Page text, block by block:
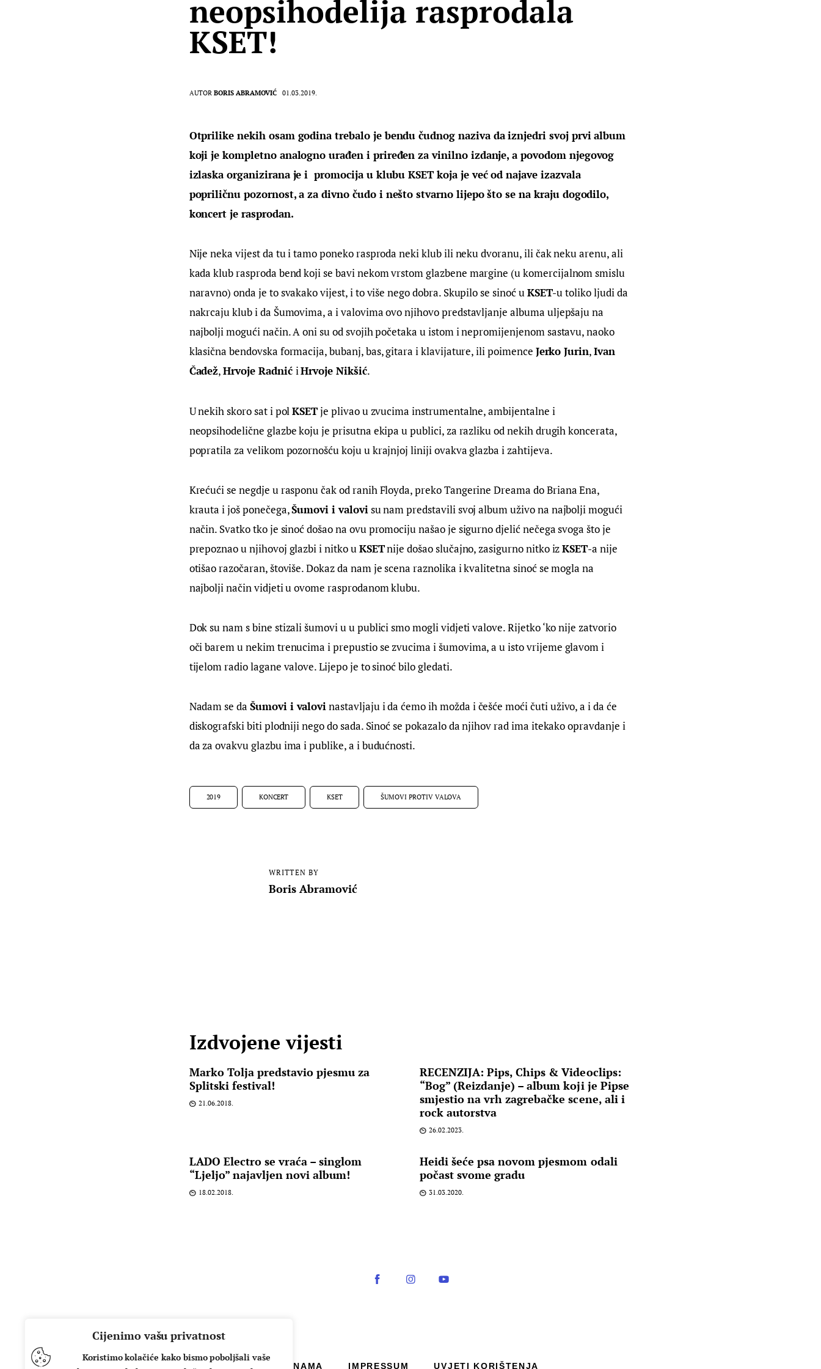
Cijenimo vašu privatnost
Koristimo kolačiće kako bismo poboljšali vaše
neopsihodelija rasprodala
KSET!
AUTOR BORIS ABRAMOVIĆ 01.03.2019.
Otprilike nekih osam godina trebalo je bendu čudnog naziva da iznjedri svoj prvi album
koji je kompletno analogno urađen i priređen za vinilno izdanje, a povodom njegovog
izlaska organizirana je i  promocija u klubu KSET koja je već od najave izazvala
popriličnu pozornost, a za divno čudo i nešto stvarno lijepo što se na kraju dogodilo,
koncert je rasprodan.
Nije neka vijest da tu i tamo poneko rasproda neki klub ili neku dvoranu, ili čak neku arenu, ali
kada klub rasproda bend koji se bavi nekom vrstom glazbene margine (u komercijalnom smislu
naravno) onda je to svakako vijest, i to više nego dobra. Skupilo se sinoć u KSET-u toliko ljudi da
nakrcaju klub i da Šumovima, a i valovima ovo njihovo predstavljanje albuma uljepšaju na
najbolji mogući način. A oni su od svojih početaka u istom i nepromijenjenom sastavu, naoko
klasična bendovska formacija, bubanj, bas, gitara i klavijature, ili poimence Jerko Jurin, Ivan
Čadež, Hrvoje Radnić i Hrvoje Nikšić.
U nekih skoro sat i pol KSET je plivao u zvucima instrumentalne, ambijentalne i
neopsihodelične glazbe koju je prisutna ekipa u publici, za razliku od nekih drugih koncerata,
popratila za velikom pozornošću koju u krajnjoj liniji ovakva glazba i zahtijeva.
Krećući se negdje u rasponu čak od ranih Floyda, preko Tangerine Dreama do Briana Ena,
krauta i još ponečega, Šumovi i valovi su nam predstavili svoj album uživo na najbolji mogući
način. Svatko tko je sinoć došao na ovu promociju našao je sigurno djelić nečega svoga što je
prepoznao u njihovoj glazbi i nitko u KSET nije došao slučajno, zasigurno nitko iz KSET-a nije
otišao razočaran, štoviše. Dokaz da nam je scena raznolika i kvalitetna sinoć se mogla na
najbolji način vidjeti u ovome rasprodanom klubu.
Dok su nam s bine stizali šumovi u u publici smo mogli vidjeti valove. Rijetko ‘ko nije zatvorio
oči barem u nekim trenucima i prepustio se zvucima i šumovima, a u isto vrijeme glavom i
tijelom radio lagane valove. Lijepo je to sinoć bilo gledati.
Nadam se da Šumovi i valovi nastavljaju i da ćemo ih možda i češće moći čuti uživo, a i da će
diskografski biti plodniji nego do sada. Sinoć se pokazalo da njihov rad ima itekako opravdanje i
da za ovakvu glazbu ima i publike, a i budućnosti.
2019 KONCERT KSET ŠUMOVI PROTIV VALOVA
WRITTEN BY
Boris Abramović
Izdvojene vijesti
Marko Tolja predstavio pjesmu za
Splitski festival!
21.06.2018.
RECENZIJA: Pips, Chips & Videoclips:
“Bog” (Reizdanje) – album koji je Pipse
smjestio na vrh zagrebačke scene, ali i
rock autorstva
26.02.2023.
LADO Electro se vraća – singlom
“Ljeljo” najavljen novi album!
18.02.2018.
Heidi šeće psa novom pjesmom odali
počast svome gradu
31.03.2020.
O NAMA IMPRESSUM UVJETI KORIŠTENJA